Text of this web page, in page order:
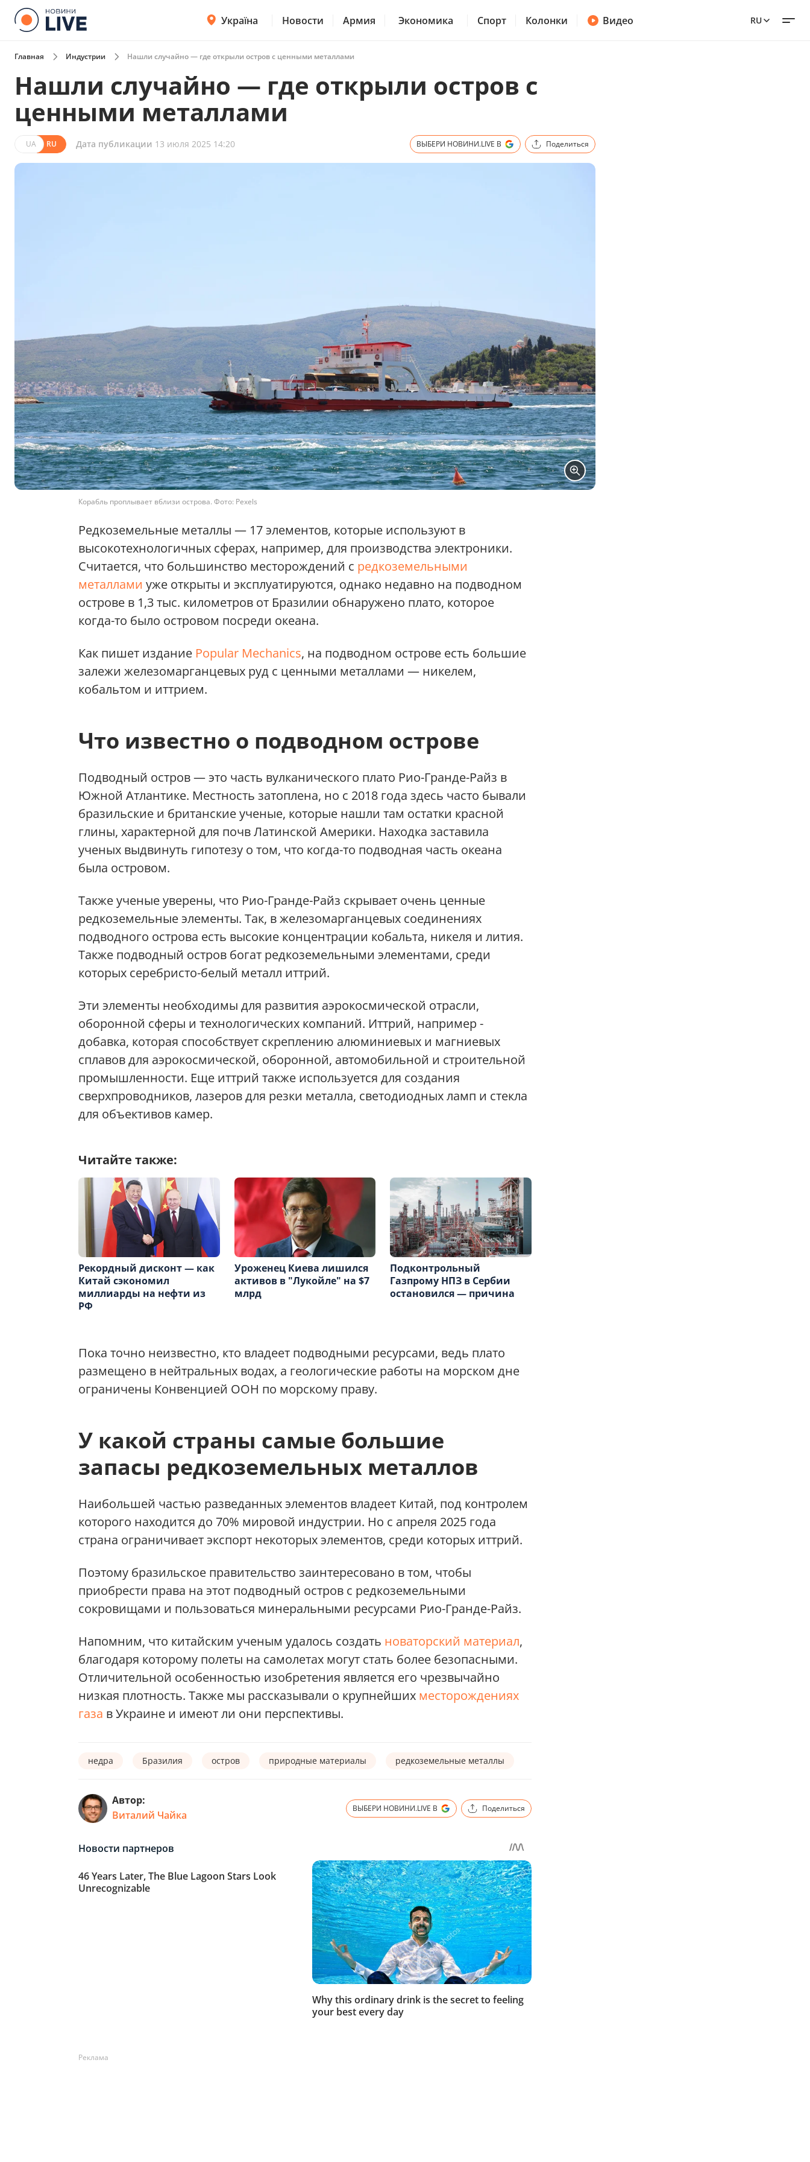
Україна Новости Армия Экономика Спорт Колонки Видео RU
Главная Индустрии Нашли случайно — где открыли остров с ценными металлами
Нашли случайно — где открыли остров с
ценными металлами
UA RU Дата публикации 13 июля 2025 14:20 ВЫБЕРИ НОВИНИ.LIVE В Поделиться
Корабль проплывает вблизи острова. Фото: Pexels
Редкоземельные металлы — 17 элементов, которые используют в
высокотехнологичных сферах, например, для производства электроники.
Считается, что большинство месторождений с редкоземельными
металлами уже открыты и эксплуатируются, однако недавно на подводном
острове в 1,3 тыс. километров от Бразилии обнаружено плато, которое
когда-то было островом посреди океана.
Как пишет издание Popular Mechanics, на подводном острове есть большие
залежи железомарганцевых руд с ценными металлами — никелем,
кобальтом и иттрием.
Что известно о подводном острове
Подводный остров — это часть вулканического плато Рио-Гранде-Райз в
Южной Атлантике. Местность затоплена, но с 2018 года здесь часто бывали
бразильские и британские ученые, которые нашли там остатки красной
глины, характерной для почв Латинской Америки. Находка заставила
ученых выдвинуть гипотезу о том, что когда-то подводная часть океана
была островом.
Также ученые уверены, что Рио-Гранде-Райз скрывает очень ценные
редкоземельные элементы. Так, в железомарганцевых соединениях
подводного острова есть высокие концентрации кобальта, никеля и лития.
Также подводный остров богат редкоземельными элементами, среди
которых серебристо-белый металл иттрий.
Эти элементы необходимы для развития аэрокосмической отрасли,
оборонной сферы и технологических компаний. Иттрий, например -
добавка, которая способствует скреплению алюминиевых и магниевых
сплавов для аэрокосмической, оборонной, автомобильной и строительной
промышленности. Еще иттрий также используется для создания
сверхпроводников, лазеров для резки металла, светодиодных ламп и стекла
для объективов камер.
Читайте также:
Рекордный дисконт — как
Китай сэкономил
миллиарды на нефти из
РФ
Уроженец Киева лишился
активов в "Лукойле" на $7
млрд
Подконтрольный
Газпрому НПЗ в Сербии
остановился — причина
Пока точно неизвестно, кто владеет подводными ресурсами, ведь плато
размещено в нейтральных водах, а геологические работы на морском дне
ограничены Конвенцией ООН по морскому праву.
У какой страны самые большие
запасы редкоземельных металлов
Наибольшей частью разведанных элементов владеет Китай, под контролем
которого находится до 70% мировой индустрии. Но с апреля 2025 года
страна ограничивает экспорт некоторых элементов, среди которых иттрий.
Поэтому бразильское правительство заинтересовано в том, чтобы
приобрести права на этот подводный остров с редкоземельными
сокровищами и пользоваться минеральными ресурсами Рио-Гранде-Райз.
Напомним, что китайским ученым удалось создать новаторский материал,
благодаря которому полеты на самолетах могут стать более безопасными.
Отличительной особенностью изобретения является его чрезвычайно
низкая плотность. Также мы рассказывали о крупнейших месторождениях
газа в Украине и имеют ли они перспективы.
недра Бразилия остров природные материалы редкоземельные металлы
Автор:
Виталий Чайка
ВЫБЕРИ НОВИНИ.LIVE В Поделиться
Реклама